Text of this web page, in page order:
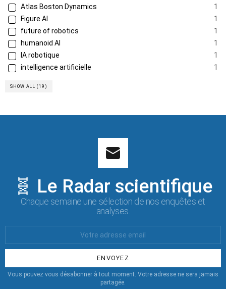
Atlas Boston Dynamics
1
Figure AI
1
future of robotics
1
humanoid AI
1
IA robotique
1
intelligence artificielle
1
SHOW ALL (19)
🧬 Le Radar scientifique
Chaque semaine une sélection de nos enquêtes et
analyses.
:
Vous pouvez vous désabonner à tout moment. Votre adresse ne sera jamais
partagée.